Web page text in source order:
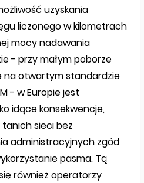
uzyskania
liczonego w kilometrach
mocy nadawania
- przy małym poborze
na otwartym standardzie
- w Europie jest
idące konsekwencje,
sieci bez
administracyjnych zgód
pasma. Tą
również operatorzy